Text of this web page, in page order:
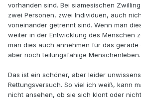
vorhanden sind. Bei siamesischen
zwei Personen, zwei Individuen, auch
voneinander getrennt sind. Wenn man
weiter in der Entwicklung des Menschen
man dies auch annehmen für das
aber noch teilungsfähige
Das ist ein schöner, aber leider
Rettungsversuch. So viel ich weiß, kann
nicht ansehen, ob sie sich klont oder